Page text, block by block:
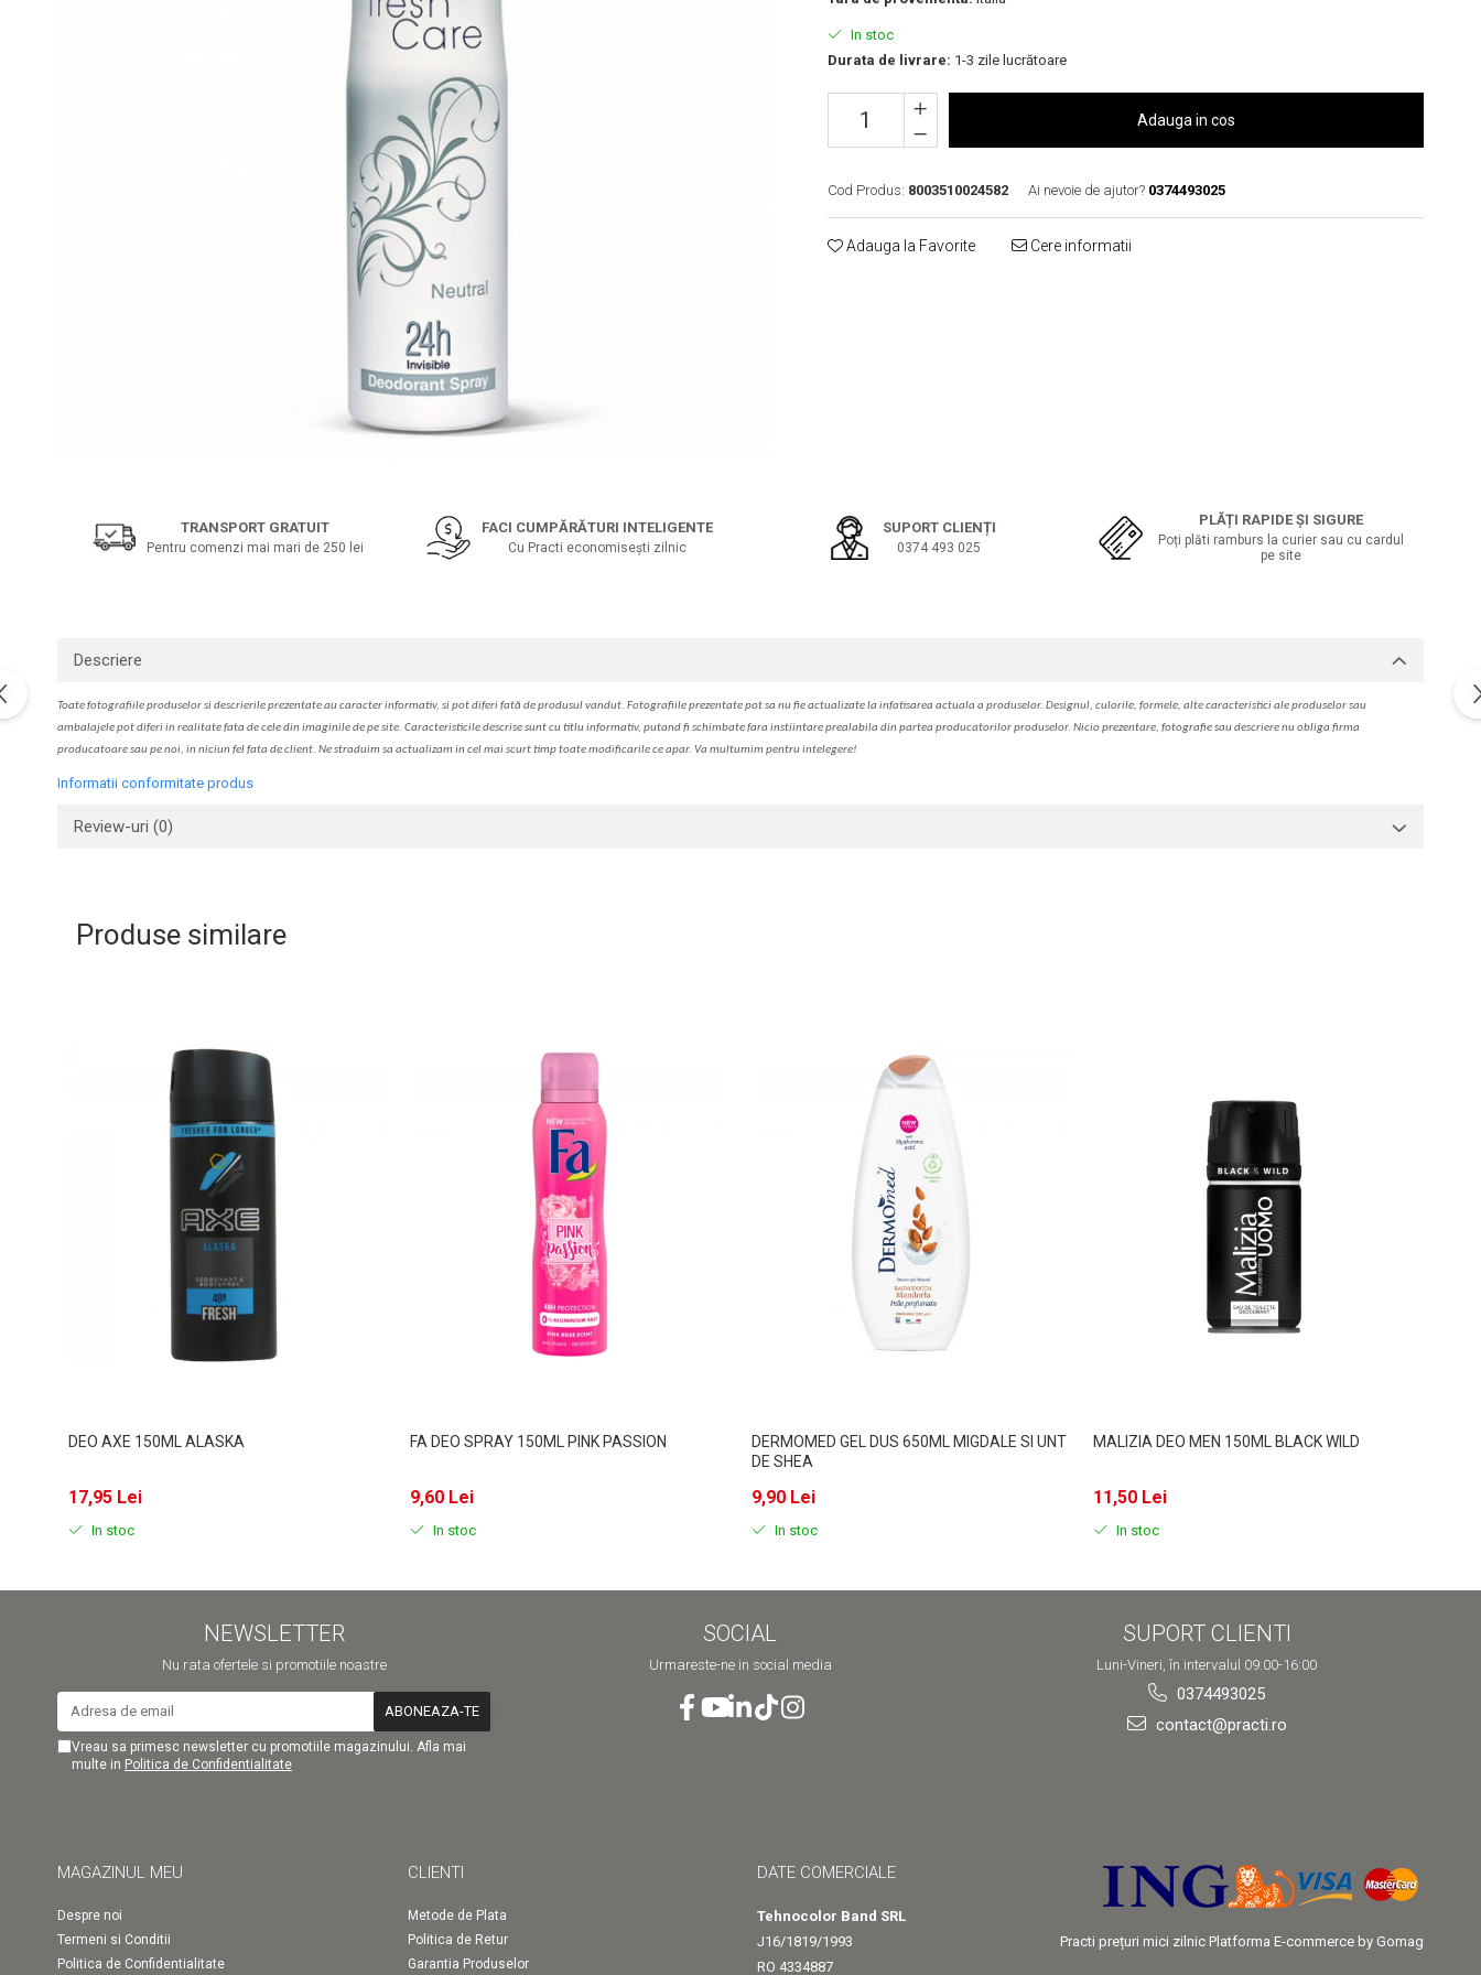
Vata demachianta
Facebook
In stoc
Durata de livrare: 1-3 zile lucrătoare
Adauga in cos
Cod Produs: 8003510024582 Ai nevoie de ajutor? 0374493025
Adauga la Favorite Cere informatii
TRANSPORT GRATUIT
Pentru comenzi mai mari de 250 lei
FACI CUMPĂRĂTURI INTELIGENTE
Cu Practi economisești zilnic
SUPORT CLIENȚI
0374 493 025
PLĂȚI RAPIDE ȘI SIGURE
Poți plăti ramburs la curier sau cu cardul
pe site
Descriere
Toate fotografiile produselorsidescrierileprezentate au caracter informativ, si pot diferi fată de produsul vandut. Fotografiile prezentate pot sa nu fie actualizate la infatisarea actuala a produselor. Designul, culorile, formele, alte caracteristici ale produselor sau
ambalajele pot diferi in realitate fata de cele din imaginile de pe site. Caracteristicile descrise sunt cu titlu informativ, putand fi schimbate fara instiintare prealabila din partea producatorilor produselor. Nicio prezentare, fotografie sau descriere nu obliga firma
producatoare sau pe noi, in niciun fel fata de client. Ne straduim sa actualizam in cel mai scurt timp toate modificarile ce apar. Va multumim pentru intelegere!
Informatii conformitate produs
Review-uri (0)
Produse similare
DEO AXE 150ML ALASKA
17,95 Lei
In stoc
FA DEO SPRAY 150ML PINK PASSION
9,60 Lei
In stoc
DERMOMED GEL DUS 650ML MIGDALE SI UNT
DE SHEA
9,90 Lei
In stoc
MALIZIA DEO MEN 150ML BLACK WILD
11,50 Lei
In stoc
NEWSLETTER
Nu rata ofertele si promotiile noastre
Vreau sa primesc newsletter cu promotiile magazinului. Afla mai
multe in Politica de Confidentialitate
SOCIAL
Urmareste-ne in social media
SUPORT CLIENTI
Luni-Vineri, în intervalul 09:00-16:00
0374493025
contact@practi.ro
MAGAZINUL MEU
Despre noi
Termeni si Conditii
Politica de Confidentialitate
CLIENTI
Metode de Plata
Politica de Retur
Garantia Produselor
DATE COMERCIALE
Tehnocolor Band SRL
J16/1819/1993
RO 4334887
Practi prețuri mici zilnic Platforma E-commerce by Gomag